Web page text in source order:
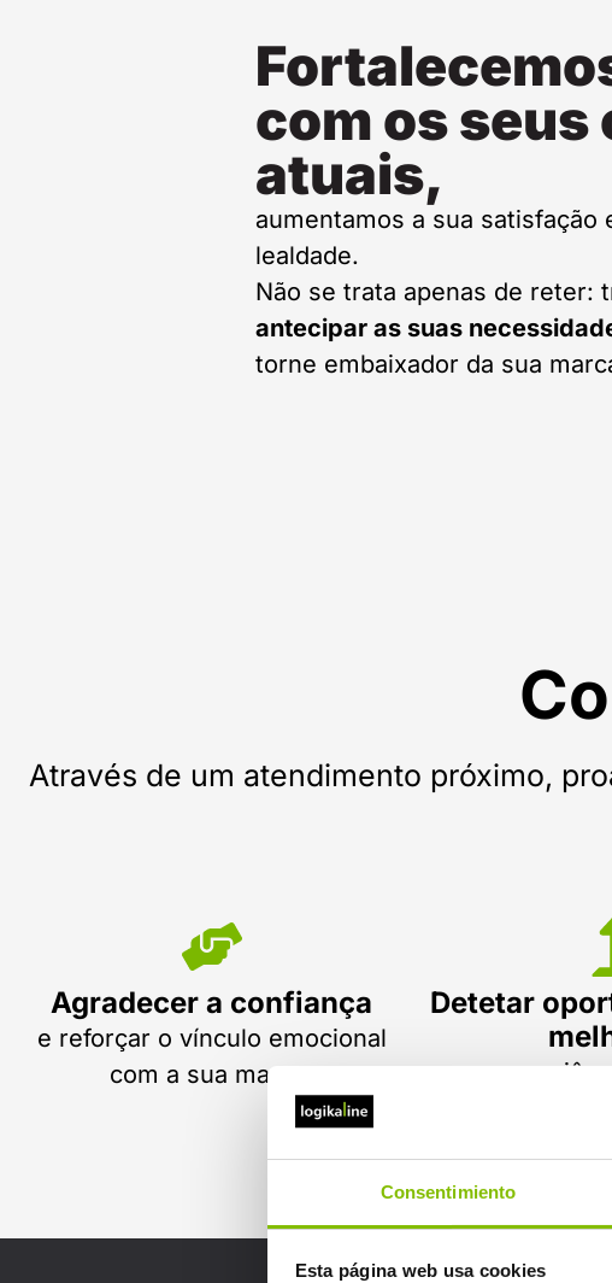
Consentimiento
Esta página web usa cookies
com os
atuais,
aumentamos a sua satisfação
lealdade.
Não se trata apenas de reter:
antecipar as suas
torne embaixador da sua
Através de um atendimento próximo,
Agradecer a confiança
e reforçar o vínculo emocional
com a sua marca.
Detetar
na